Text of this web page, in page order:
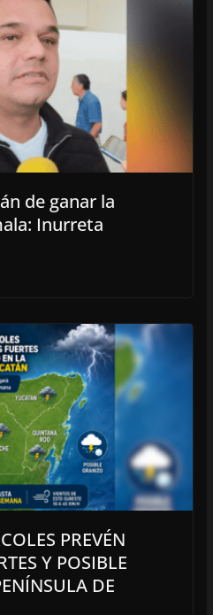
de ganar la
Inurreta
PREVÉN
Y POSIBLE
DE